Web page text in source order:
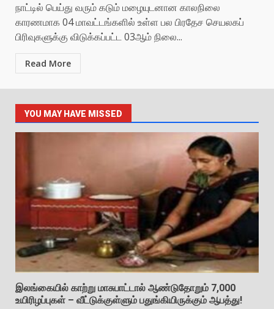
நாட்டில் பெய்து வரும் கடும் மழையுடனான காலநிலை
காரணமாக 04 மாவட்டங்களில் உள்ள பல பிரதேச செயலகப்
பிரிவுகளுக்கு விடுக்கப்பட்ட 03ஆம் நிலை...
Read More
YOU MAY HAVE MISSED
இலங்கையில் காற்று மாசுபாட்டால் ஆண்டுதோறும் 7,000
உயிரிழப்புகள் – வீட்டுக்குள்ளும் பதுங்கியிருக்கும் ஆபத்து!